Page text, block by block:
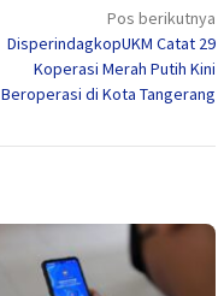
Pos berikutnya
DisperindagkopUKM Catat 29
Koperasi Merah Putih Kini
Beroperasi di Kota Tangerang